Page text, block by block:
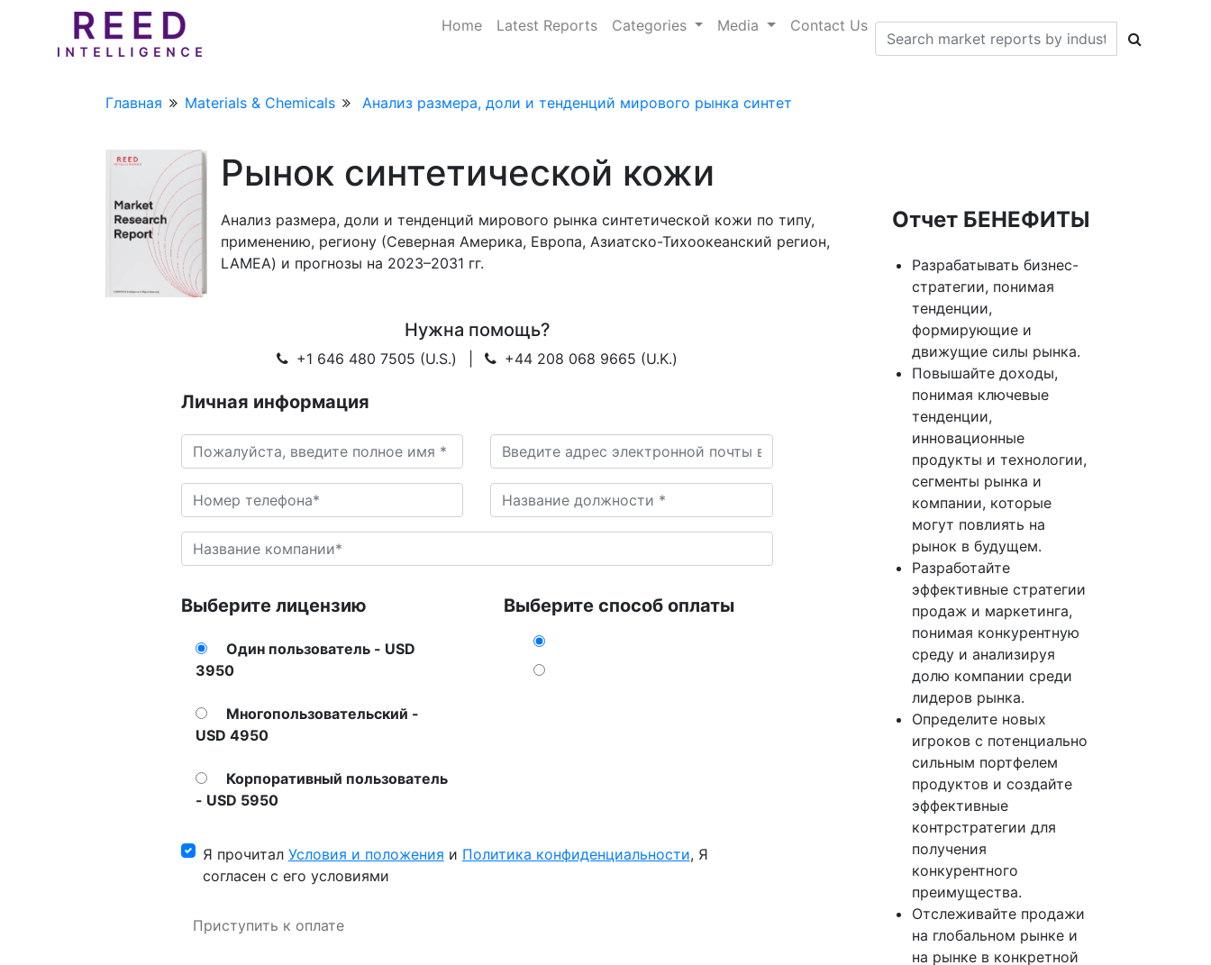
Home Latest Reports Categories Media Contact Us
Главная Materials & Chemicals Анализ размера, доли и тенденций мирового рынка синтет
Рынок синтетической кожи
Анализ размера, доли и тенденций мирового рынка синтетической кожи по типу,
применению, региону (Северная Америка, Европа, Азиатско-Тихоокеанский регион,
LAMEA) и прогнозы на 2023–2031 гг.
Нужна помощь?
+1 646 480 7505 (U.S.) +44 208 068 9665 (U.K.)
Личная информация
Выберите лицензию
Один пользователь - USD
3950
Многопользовательский -
USD 4950
Корпоративный пользователь
- USD 5950
Выберите способ оплаты
Я прочитал Условия и положения и Политика конфиденциальности, Я
согласен с его условиями
Приступить к оплате
Отчет БЕНЕФИТЫ
Разрабатывать бизнес-
стратегии, понимая
тенденции,
формирующие и
движущие силы рынка.
Повышайте доходы,
понимая ключевые
тенденции,
инновационные
продукты и технологии,
сегменты рынка и
компании, которые
могут повлиять на
рынок в будущем.
Разработайте
эффективные стратегии
продаж и маркетинга,
понимая конкурентную
среду и анализируя
долю компании среди
лидеров рынка.
Определите новых
игроков с потенциально
сильным портфелем
продуктов и создайте
эффективные
контрстратегии для
получения
конкурентного
преимущества.
Отслеживайте продажи
на глобальном рынке и
на рынке в конкретной